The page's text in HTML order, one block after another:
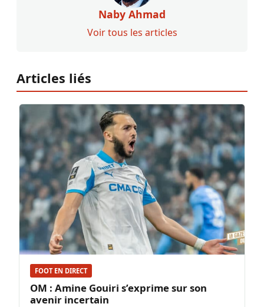
Naby Ahmad
Voir tous les articles
Articles liés
FOOT EN DIRECT
OM : Amine Gouiri s’exprime sur son
avenir incertain